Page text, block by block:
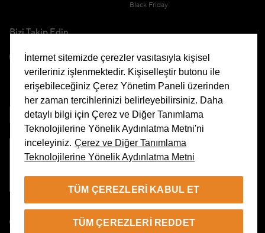
Black Friday
Bizi Takip Edin
Uygulamamızı İndirin
İnternet sitemizde çerezler vasıtasıyla kişisel
verileriniz işlenmektedir. Kişiselleştir butonu ile
erişebileceğiniz Çerez Yönetim Paneli üzerinden
her zaman tercihlerinizi belirleyebilirsiniz. Daha
detaylı bilgi için Çerez ve Diğer Tanımlama
Teknolojilerine Yönelik Aydınlatma Metni'ni
inceleyiniz. Çerez ve Diğer Tanımlama
Teknolojilerine Yönelik Aydınlatma Metni
TÜM ÇEREZLERI KABUL ET
TÜM ÇEREZLERI REDDET